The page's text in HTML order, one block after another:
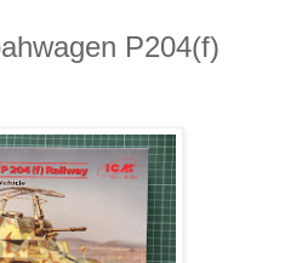
P204(f)